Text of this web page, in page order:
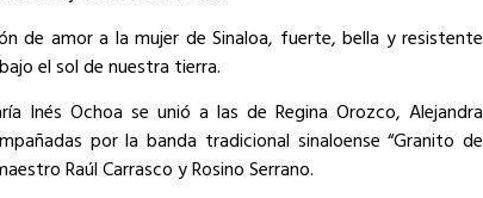
de amor a la mujer de Sinaloa, fuerte, bella y resistente
el sol de nuestra tierra.
Inés Ochoa se unió a las de Regina Orozco, Alejandra
por la banda tradicional sinaloense “Granito de
Raúl Carrasco y Rosino Serrano.